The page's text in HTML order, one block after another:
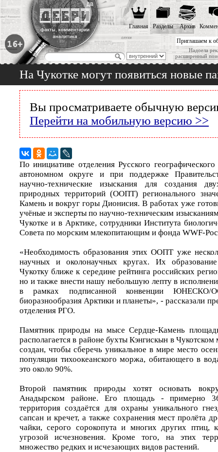
Приглашаем к
Надоела
расширенный
Главная Разделы Архив
На Чукотке могут появиться новые
Вы просматриваете обычную
Перейти на мобильную версию >>
По инициативе отделения Русского
автономном округе и при поддержке
научно-технические изыскания для создания
природных территорий (ООПТ) регионального
Камень и вокруг горы Дионисия. В работах уже
учёные и эксперты по научно-техническим
Чукотке и в Арктике, сотрудники Института
Совета по морским млекопитающим и фонда WWF-
«Необходимость образования этих ООПТ уже
научных и околонаучных кругах. Их образование
Чукотку ближе к середине рейтинга российских
но и также внести нашу небольшую лепту в
в рамках подписанной конвенции ЮНЕСКО/
биоразнообразия Арктики и планеты», - рассказали
отделения РГО.
Памятник природы на мысе Сердце-Камень
располагается в районе бухты Кэнгискын в
создан, чтобы сберечь уникальное в мире место
популяции тихоокеанского моржа, обитающего в
это около 90%.
Второй памятник природы хотят основать
Анадырском районе. Его площадь - примерно
территория создаётся для охраны уникального
сапсан и кречет, а также сохранения мест пролёта
чайки, серого сорокопута и многих других птиц,
угрозой исчезновения. Кроме того, на этих
множество редких и исчезающих видов растений.